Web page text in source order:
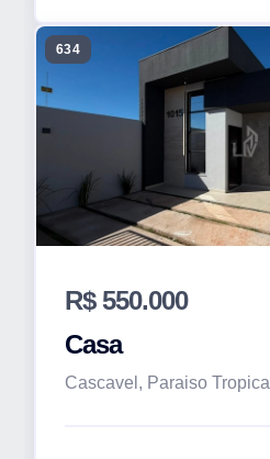
634
R$ 550.000
Casa
Cascavel, Paraiso Tropical